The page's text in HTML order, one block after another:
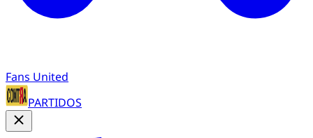
Fans United
PARTIDOS